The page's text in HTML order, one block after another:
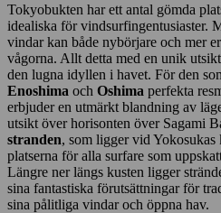
Tokyobukten har ett antal gömda
idealiska för vindsurfingentusiaster.
vindar kan både nybörjare och mer
vågorna. Allt detta med en unik
den lugna idyllen i havet. För den
Enoshima och Oshima perfekta
erbjuder en utmärkt blandning av
utsikt över horisonten över Sagami
stranden, som ligger vid Yokosukas
platserna för alla surfare som
Längre ner längs kusten ligger
sina fantastiska förutsättningar för
sina pålitliga vindar och öppna hav.